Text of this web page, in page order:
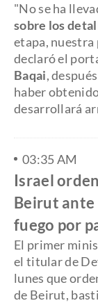
"No se ha
sobre los
etapa, nuestra
declaró el
Baqai,
haber
desarrollará
03:35 AM
Israel
Beirut ante
fuego por
El primer
el titular de
lunes que
de Beirut,